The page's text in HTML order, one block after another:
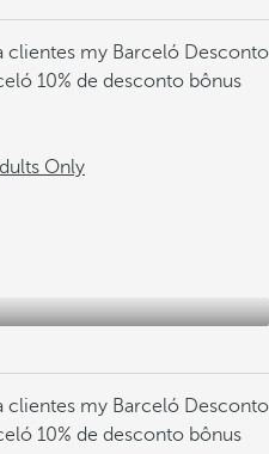
clientes my Barceló Desconto
10% de desconto bônus
Only
clientes my Barceló Desconto
10% de desconto bônus